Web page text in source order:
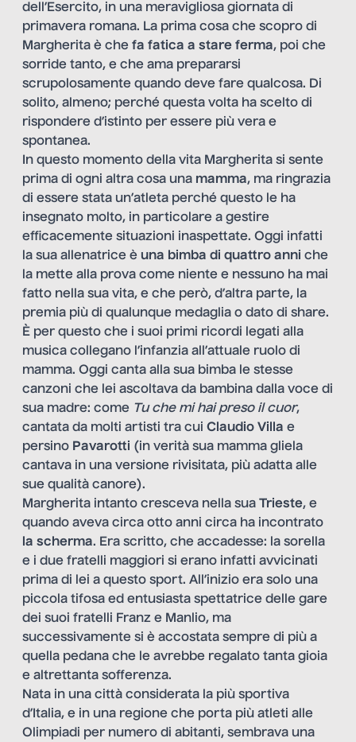
dell’Esercito, in una meravigliosa giornata di
primavera romana. La prima cosa che scopro di
Margherita è che fa fatica a stare ferma, poi che
sorride tanto, e che ama prepararsi
scrupolosamente quando deve fare qualcosa. Di
solito, almeno; perché questa volta ha scelto di
rispondere d’istinto per essere più vera e
spontanea.
In questo momento della vita Margherita si sente
prima di ogni altra cosa una mamma, ma ringrazia
di essere stata un’atleta perché questo le ha
insegnato molto, in particolare a gestire
efficacemente situazioni inaspettate. Oggi infatti
la sua allenatrice è una bimba di quattro anni che
la mette alla prova come niente e nessuno ha mai
fatto nella sua vita, e che però, d’altra parte, la
premia più di qualunque medaglia o dato di share.
È per questo che i suoi primi ricordi legati alla
musica collegano l’infanzia all’attuale ruolo di
mamma. Oggi canta alla sua bimba le stesse
canzoni che lei ascoltava da bambina dalla voce di
sua madre: come Tu che mi hai preso il cuor,
cantata da molti artisti tra cui Claudio Villa e
persino Pavarotti (in verità sua mamma gliela
cantava in una versione rivisitata, più adatta alle
sue qualità canore).
Margherita intanto cresceva nella sua Trieste, e
quando aveva circa otto anni circa ha incontrato
la scherma. Era scritto, che accadesse: la sorella
e i due fratelli maggiori si erano infatti avvicinati
prima di lei a questo sport. All’inizio era solo una
piccola tifosa ed entusiasta spettatrice delle gare
dei suoi fratelli Franz e Manlio, ma
successivamente si è accostata sempre di più a
quella pedana che le avrebbe regalato tanta gioia
e altrettanta sofferenza.
Nata in una città considerata la più sportiva
d’Italia, e in una regione che porta più atleti alle
Olimpiadi per numero di abitanti, sembrava una